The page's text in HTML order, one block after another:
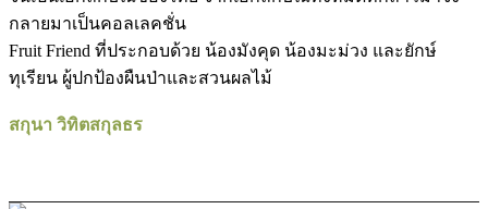
กลายมาเป็นคอลเลคชั่น
Fruit Friend ที่ประกอบด้วย น้องมังคุด น้องมะม่วง และยักษ์
ทุเรียน ผู้ปกป้องผืนป่าและสวนผลไม้
สกุนา วิทิตสกุลธร